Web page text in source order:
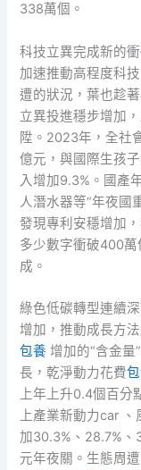
338萬個。
科技立異完成新的
加速推動高程度科
遭的狀況，葉也趁
立異投進穩步增加
陞。2023年，全社
億元，與國際生孩
入增加9.3%。國產
人潛水器等“年夜國
發現專利安穩增加
多少數字衝破400
成。
綠色低碳轉型連續
增加，推動成長方
包養 增加的“含金量
長，乾淨動力花費
上年上升0.4個百
上產業新動力car
加30.3%、28.7%、
元年夜關。生態周